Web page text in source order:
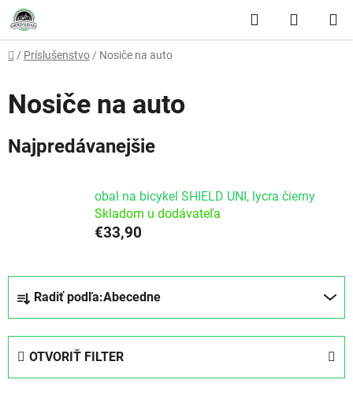
Prejsť na obsah Hľadať
Domov
/ Príslušenstvo / Nosiče na auto
Nosiče na auto
Najpredávanejšie
obal na bicykel SHIELD UNI, lycra čierny
Skladom u dodávateľa
€33,90
Radenie produktov
Radiť podľa:Abecedne
OTVORIŤ FILTER